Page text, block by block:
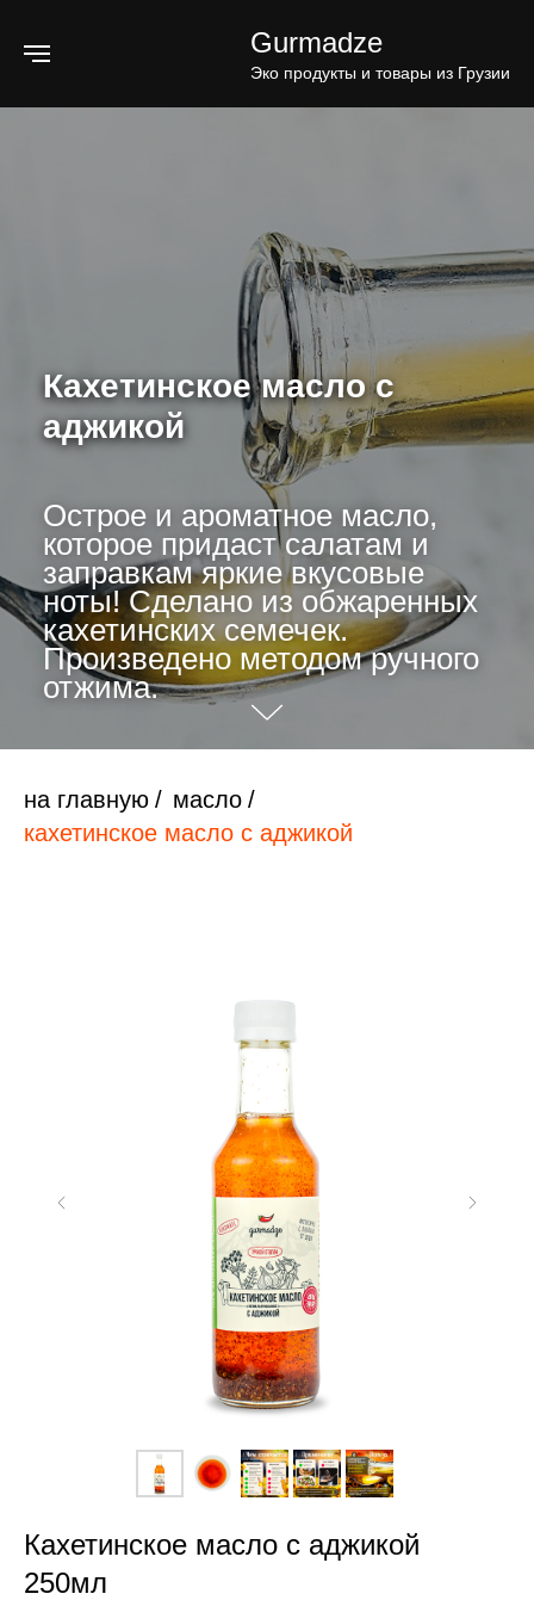
Gurmadze
Эко продукты и товары из Грузии
Кахетинское масло с
аджикой
Острое и ароматное масло,
которое придаст салатам и
заправкам яркие вкусовые
ноты! Сделано из обжаренных
кахетинских семечек.
Произведено методом ручного
отжима.
на главную / масло /
кахетинское масло с аджикой
Кахетинское масло с аджикой
250мл